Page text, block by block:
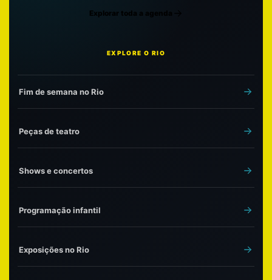
Explorar toda a agenda
EXPLORE O RIO
Fim de semana no Rio
Peças de teatro
Shows e concertos
Programação infantil
Exposições no Rio